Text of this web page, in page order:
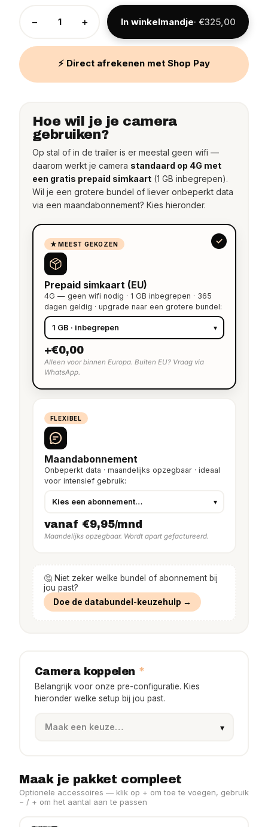
− + In winkelmandje· €325,00
⚡ Direct afrekenen met Shop Pay
Hoe wil je je camera
gebruiken?
Op stal of in de trailer is er meestal geen wifi —
daarom werkt je camera standaard op 4G met
een gratis prepaid simkaart(1 GB inbegrepen).
Wil je een grotere bundel of liever onbeperkt data
via een maandabonnement? Kies hieronder.
★ MEEST GEKOZEN
Prepaid simkaart (EU)
4G — geen wifi nodig · 1 GB inbegrepen · 365
dagen geldig · upgrade naar een grotere bundel:
+€0,00
Alleen voor binnen Europa. Buiten EU? Vraag via
WhatsApp.
FLEXIBEL
Maandabonnement
Onbeperkt data · maandelijks opzegbaar · ideaal
voor intensief gebruik:
vanaf €9,95/mnd
Maandelijks opzegbaar. Wordt apart gefactureerd.
🤔 Niet zeker welke bundel of abonnement bij
jou past?
Doe de databundel-keuzehulp →
Camera koppelen *
Belangrijk voor onze pre-configuratie. Kies
hieronder welke setup bij jou past.
Maak je pakket compleet
Optionele accessoires — klik op + om toe te voegen, gebruik
− / + om het aantal aan te passen